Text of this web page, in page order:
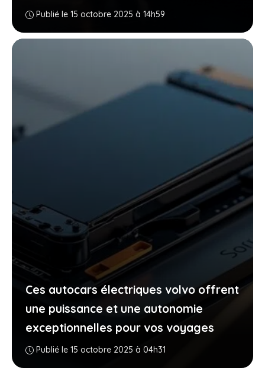
Publié le 15 octobre 2025 à 14h59
Ces autocars électriques volvo offrent
une puissance et une autonomie
exceptionnelles pour vos voyages
Publié le 15 octobre 2025 à 04h31